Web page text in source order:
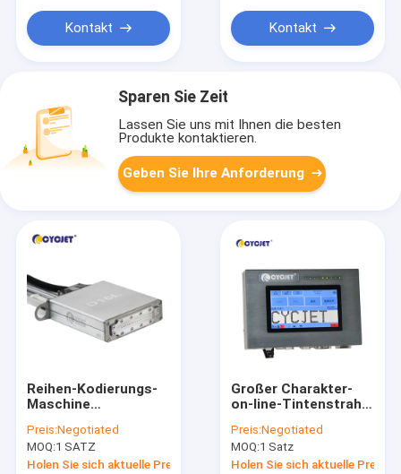
Drucker-D32L-4
Kontakt Kontakt
Sparen Sie Zeit
Lassen Sie uns mit Ihnen die besten
Produkte kontaktieren.
Geben Sie Ihre Anforderung
Reihen-Kodierungs-
Maschine
Charakter-
Tintenstrahl-Drucker
DOD D07L
Preis:Negotiated
MOQ:1 SATZ
Holen Sie sich aktuelle Preis
Großer Charakter-
on-line-Tintenstrahl-
Concrete Products-
Drucken D16L 62mm
Preis:Negotiated
MOQ:1 Satz
Holen Sie sich aktuelle Preis